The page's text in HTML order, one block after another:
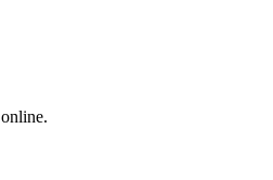
online.